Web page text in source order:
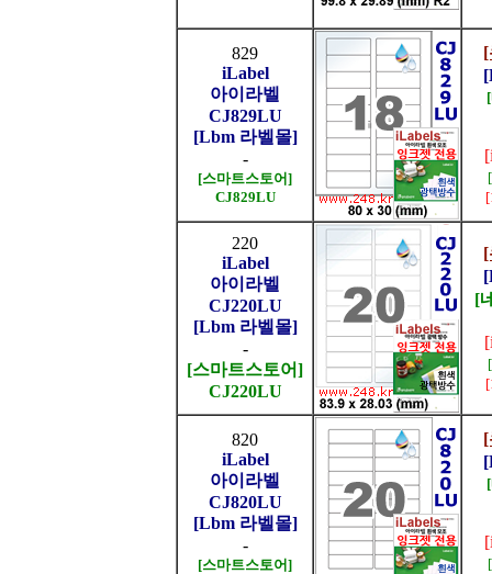
829
iLabel
아이라벨
CJ829LU
[Lbm 라벨몰]
-
[스마트스토어]
CJ829LU
[
220
iLabel
아이라벨
CJ220LU
[Lbm 라벨몰]
-
[스마트스토어]
CJ220LU
[
[
820
iLabel
아이라벨
CJ820LU
[Lbm 라벨몰]
-
[스마트스토어]
[